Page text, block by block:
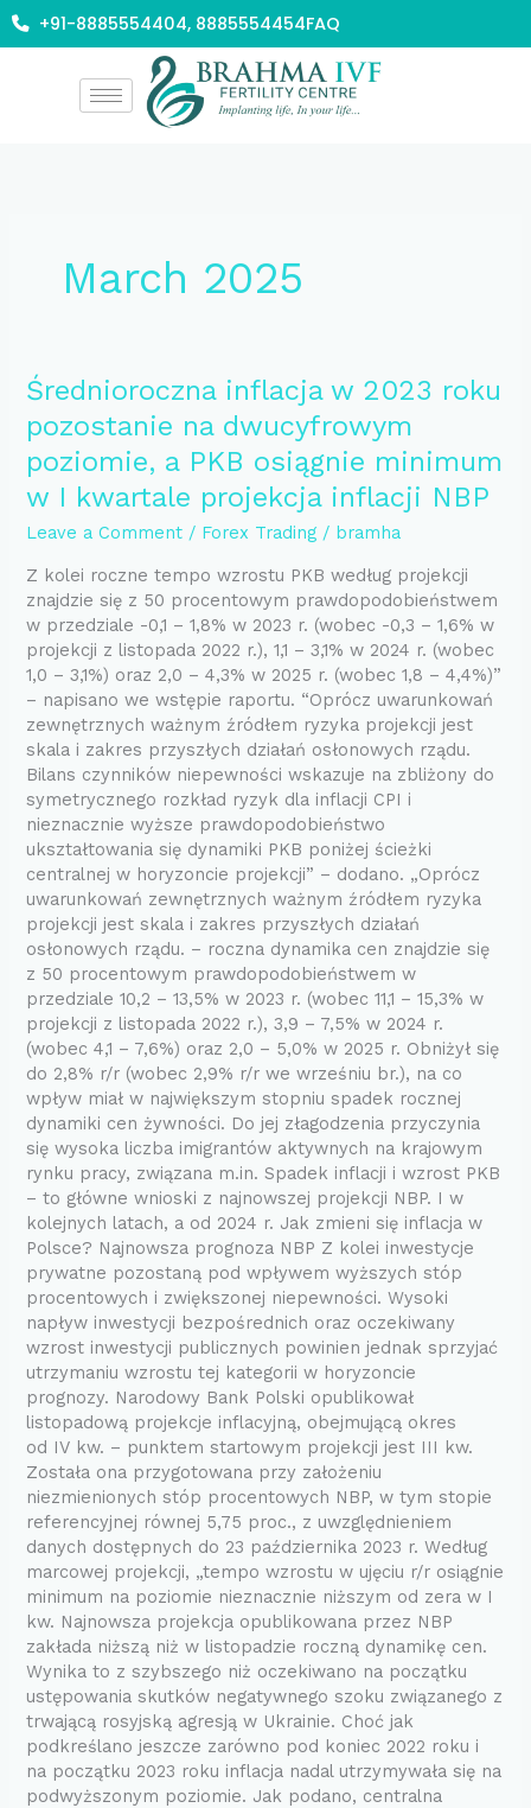
Skip
+91-8885554404, 8885554454FAQ
March 2025
Średnioroczna inflacja w 2023 roku
pozostanie na dwucyfrowym
poziomie, a PKB osiągnie minimum
w I kwartale projekcja inflacji NBP
Leave a Comment / Forex Trading / bramha
Z kolei roczne tempo wzrostu PKB według projekcji
znajdzie się z 50 procentowym prawdopodobieństwem
w przedziale -0,1 – 1,8% w 2023 r. (wobec -0,3 – 1,6% w
projekcji z listopada 2022 r.), 1,1 – 3,1% w 2024 r. (wobec
1,0 – 3,1%) oraz 2,0 – 4,3% w 2025 r. (wobec 1,8 – 4,4%)”
– napisano we wstępie raportu. “Oprócz uwarunkowań
zewnętrznych ważnym źródłem ryzyka projekcji jest
skala i zakres przyszłych działań osłonowych rządu.
Bilans czynników niepewności wskazuje na zbliżony do
symetrycznego rozkład ryzyk dla inflacji CPI i
nieznacznie wyższe prawdopodobieństwo
ukształtowania się dynamiki PKB poniżej ścieżki
centralnej w horyzoncie projekcji” – dodano. „Oprócz
uwarunkowań zewnętrznych ważnym źródłem ryzyka
projekcji jest skala i zakres przyszłych działań
osłonowych rządu. – roczna dynamika cen znajdzie się
z 50 procentowym prawdopodobieństwem w
przedziale 10,2 – 13,5% w 2023 r. (wobec 11,1 – 15,3% w
projekcji z listopada 2022 r.), 3,9 – 7,5% w 2024 r.
(wobec 4,1 – 7,6%) oraz 2,0 – 5,0% w 2025 r. Obniżył się
do 2,8% r/r (wobec 2,9% r/r we wrześniu br.), na co
wpływ miał w największym stopniu spadek rocznej
dynamiki cen żywności. Do jej złagodzenia przyczynia
się wysoka liczba imigrantów aktywnych na krajowym
rynku pracy, związana m.in. Spadek inflacji i wzrost PKB
– to główne wnioski z najnowszej projekcji NBP. I w
kolejnych latach, a od 2024 r. Jak zmieni się inflacja w
Polsce? Najnowsza prognoza NBP Z kolei inwestycje
prywatne pozostaną pod wpływem wyższych stóp
procentowych i zwiększonej niepewności. Wysoki
napływ inwestycji bezpośrednich oraz oczekiwany
wzrost inwestycji publicznych powinien jednak sprzyjać
utrzymaniu wzrostu tej kategorii w horyzoncie
prognozy. Narodowy Bank Polski opublikował
listopadową projekcje inflacyjną, obejmującą okres
od IV kw. – punktem startowym projekcji jest III kw.
Została ona przygotowana przy założeniu
niezmienionych stóp procentowych NBP, w tym stopie
referencyjnej równej 5,75 proc., z uwzględnieniem
danych dostępnych do 23 października 2023 r. Według
marcowej projekcji, „tempo wzrostu w ujęciu r/r osiągnie
minimum na poziomie nieznacznie niższym od zera w I
kw. Najnowsza projekcja opublikowana przez NBP
zakłada niższą niż w listopadzie roczną dynamikę cen.
Wynika to z szybszego niż oczekiwano na początku
ustępowania skutków negatywnego szoku związanego z
trwającą rosyjską agresją w Ukrainie. Choć jak
podkreślano jeszcze zarówno pod koniec 2022 roku i
na początku 2023 roku inflacja nadal utrzymywała się na
podwyższonym poziomie. Jak podano, centralna
Średnioroczna
inflacja
w
2023
roku
pozostanie
na
poziomie,
a
PKB
osiągnie
minimum
w
I
kwartale
projekcja
inflacji
NBP